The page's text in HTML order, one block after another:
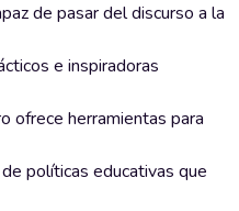
de pasar del discurso a la
e inspiradoras
ofrece herramientas para
políticas educativas que